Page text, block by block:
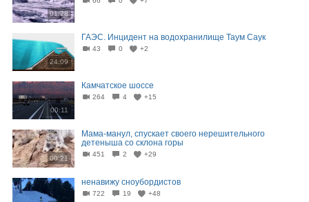
01:28
24:09
ГАЭС. Инцидент на водохранилище Таум Саук
43 0 +2
00:11
Камчатское шоссе
264 4 +15
00:21
Мама-манул, спускает своего нерешительного
детeныша со склона горы
451 2 +29
ненавижу сноубордистов
722 19 +48